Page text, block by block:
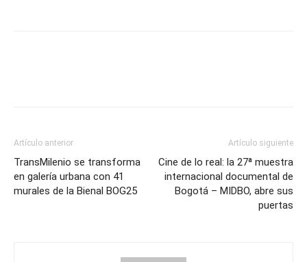
Artículo anterior
TransMilenio se transforma
en galería urbana con 41
murales de la Bienal BOG25
Artículo siguiente
Cine de lo real: la 27ª muestra
internacional documental de
Bogotá – MIDBO, abre sus
puertas